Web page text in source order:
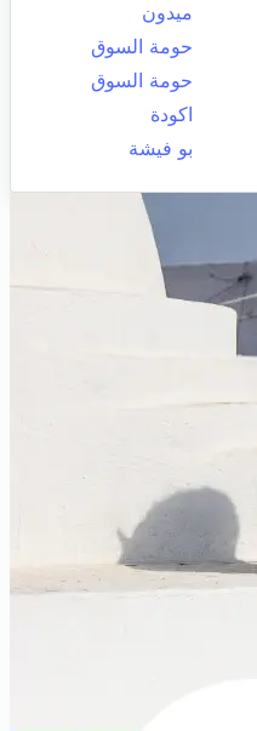
ميدون
حومة السوق
حومة السوق
اكودة
بو فيشة